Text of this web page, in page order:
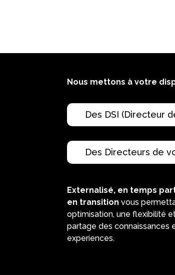
Nous mettons à votre
Des DSI (Directeur
Des Directeurs de
Externalisé, en temps
en transition vous
optimisation, une flexibilité
partage des connaissances
experiences.